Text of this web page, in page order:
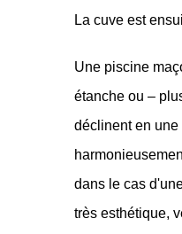
La cuve est
Une piscine
étanche ou –
déclinent en une
dans le cas
très esthétique,